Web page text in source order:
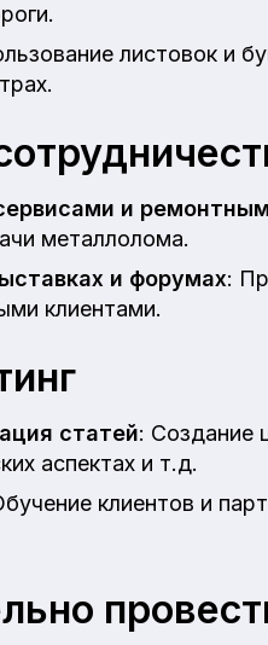
листовок и
и
металлолома.
и форумах:
клиентами.
статей: Создание
аспектах и т.д.
клиентов и